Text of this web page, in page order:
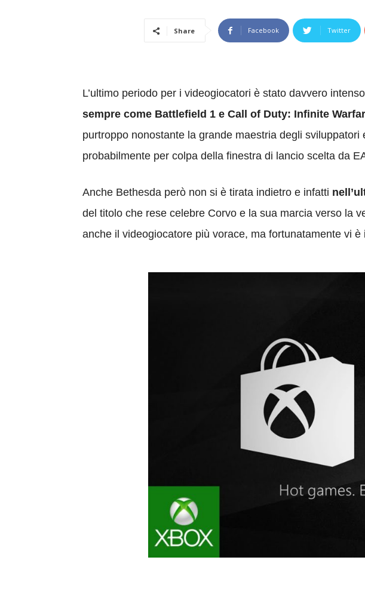
Share Facebook Twitter
L’ultimo periodo per i videogiocatori è stato davvero
sempre come Battlefield 1 e Call of Duty: Infinite
purtroppo nonostante la grande maestria degli
probabilmente per colpa della finestra di lancio scelta da
Anche Bethesda però non si è tirata indietro e infatti
del titolo che rese celebre Corvo e la sua marcia verso la
anche il videogiocatore più vorace, ma fortunatamente vi è